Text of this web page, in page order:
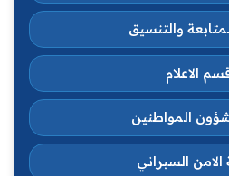
والتنسيق
الاعلام
المواطنين
السبراني